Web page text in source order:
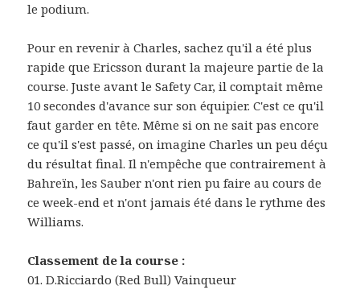
le podium.
Pour en revenir à Charles, sachez qu'il a été plus
rapide que Ericsson durant la majeure partie de la
course. Juste avant le Safety Car, il comptait même
10 secondes d'avance sur son équipier. C'est ce qu'il
faut garder en tête. Même si on ne sait pas encore
ce qu'il s'est passé, on imagine Charles un peu déçu
du résultat final. Il n'empêche que contrairement à
Bahreïn, les Sauber n'ont rien pu faire au cours de
ce week-end et n'ont jamais été dans le rythme des
Williams.
Classement de la course :
01. D.Ricciardo (Red Bull) Vainqueur